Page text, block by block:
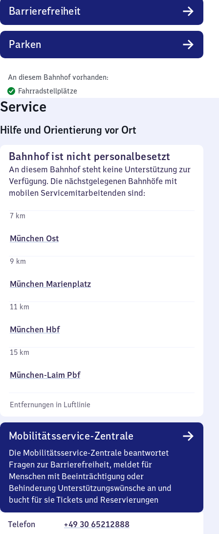
Barrierefreiheit
Parken
An diesem Bahnhof vorhanden:
Fahrradstellplätze
Service
Hilfe und Orientierung vor Ort
Bahnhof ist nicht personalbesetzt
An diesem Bahnhof steht keine Unterstützung zur
Verfügung. Die nächstgelegenen Bahnhöfe mit
mobilen Servicemitarbeitenden sind:
7 km
München Ost
9 km
München Marienplatz
11 km
München Hbf
15 km
München-Laim Pbf
Entfernungen in Luftlinie
Mobilitätsservice-Zentrale
Die Mobilitätsservice-Zentrale beantwortet
Fragen zur Barrierefreiheit, meldet für
Menschen mit Beeinträchtigung oder
Behinderung Unterstützungswünsche an und
bucht für sie Tickets und Reservierungen
Telefon
+49 30 65212888